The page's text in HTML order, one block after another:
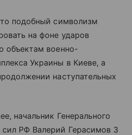
подобный символизм
на фоне ударов
объектам военно-
Украины в Киеве, а
наступательных
начальник Генерального
РФ Валерий Герасимов 3